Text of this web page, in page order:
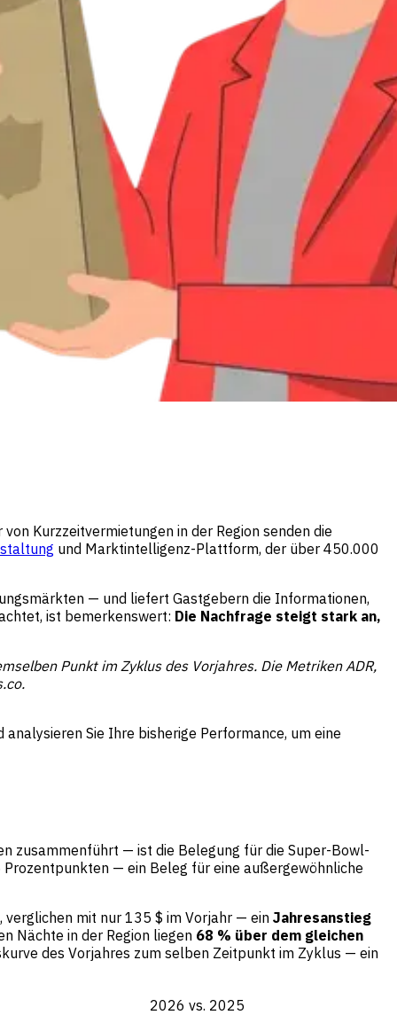
Kurzzeitvermietungen in der Region senden die
und Marktintelligenz-Plattform, der über 450.000
— und liefert Gastgebern die Informationen,
ist bemerkenswert: Die Nachfrage steigt stark an,
Punkt im Zyklus des Vorjahres. Die Metriken ADR,
Sie Ihre bisherige Performance, um eine
zusammenführt — ist die Belegung für die Super-Bowl-
— ein Beleg für eine außergewöhnliche
verglichen mit nur 135 $ im Vorjahr — ein Jahresanstieg
Nächte in der Region liegen 68 % über dem gleichen
des Vorjahres zum selben Zeitpunkt im Zyklus — ein
2026 vs. 2025